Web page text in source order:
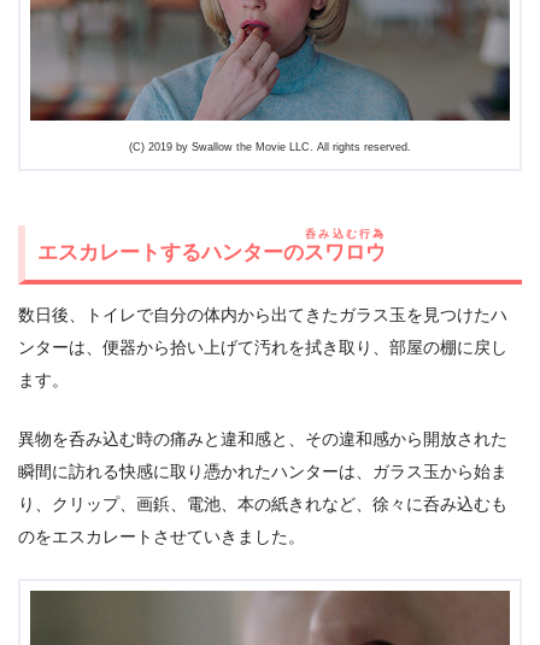
(C) 2019 by Swallow the Movie LLC. All rights reserved.
エスカレートするハンターのスワロウ
呑み込む行為
数日後、トイレで自分の体内から出てきたガラス玉を見つけたハ
ンターは、便器から拾い上げて汚れを拭き取り、部屋の棚に戻し
ます。
異物を呑み込む時の痛みと違和感と、その違和感から開放された
瞬間に訪れる快感に取り憑かれたハンターは、ガラス玉から始ま
り、クリップ、画鋲、電池、本の紙きれなど、徐々に呑み込むも
のをエスカレートさせていきました。